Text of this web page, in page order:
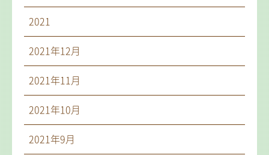
2021
2021年12月
2021年11月
2021年10月
2021年9月